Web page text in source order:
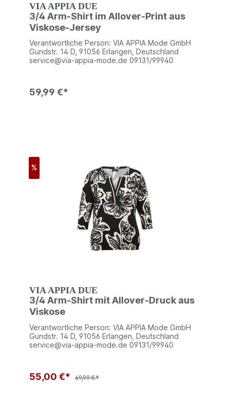
VIA APPIA DUE
3/4 Arm-Shirt im Allover-Print aus
Viskose-Jersey
Verantwortliche Person: VIA APPIA Mode GmbH
Gundstr. 14 D, 91056 Erlangen, Deutschland
service@via-appia-mode.de 09131/99940
59,99 €*
%
VIA APPIA DUE
3/4 Arm-Shirt mit Allover-Druck aus
Viskose
Verantwortliche Person: VIA APPIA Mode GmbH
Gundstr. 14 D, 91056 Erlangen, Deutschland
service@via-appia-mode.de 09131/99940
55,00 €* 69,99 €*